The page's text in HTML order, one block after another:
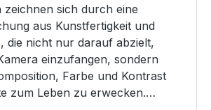
zeichnen sich durch eine
aus Kunstfertigkeit und
die nicht nur darauf abzielt,
einzufangen, sondern
Farbe und Kontrast
zum Leben zu erwecken.